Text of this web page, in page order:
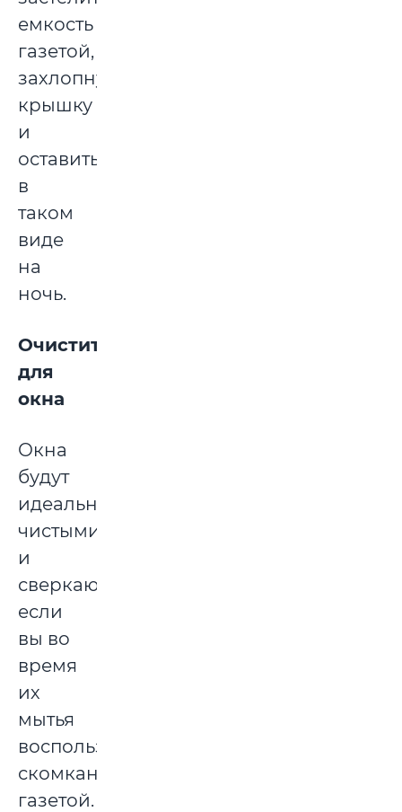
емкость
газетой,
захлопнуть
крышку
и
оставить
в
таком
виде
на
ночь.
Очиститель
для
окна
Окна
будут
идеально
чистыми
и
сверкающими,
если
вы во
время
их
мытья
воспользуетесь
скомканной
газетой.